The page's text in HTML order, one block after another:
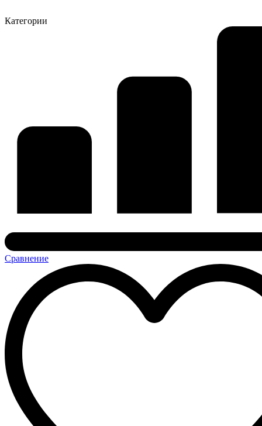
Категории
Сравнение